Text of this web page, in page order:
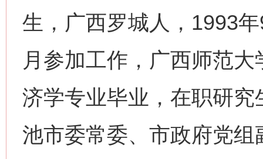
生，广西罗城人，1993
月参加工作，广西师范
济学专业毕业，在职研
池市委常委、市政府党